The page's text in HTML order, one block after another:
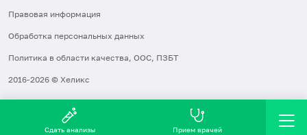
Правовая информация
Обработка персональных данных
Политика в области качества, ООС, ПЗБТ
2016-2026 © Хеликс
Сдать анализы Прием врачей